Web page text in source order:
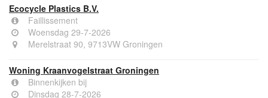
Ecocycle Plastics B.V.
Faillissement
Woensdag 29-7-2026
Merelstraat 90, 9713VW Groningen
Woning Kraanvogelstraat Groningen
Binnenkijken bij
Dinsdag 28-7-2026